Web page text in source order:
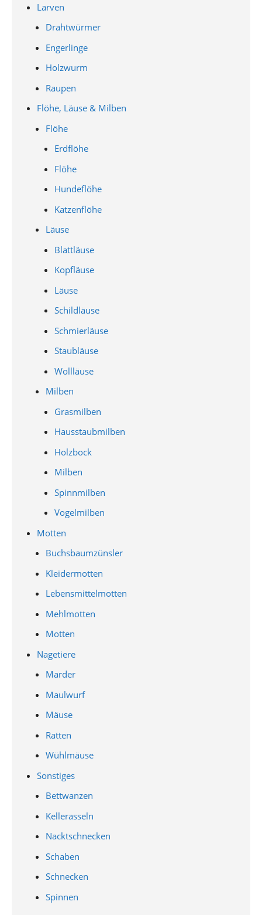
Larven
Drahtwürmer
Engerlinge
Holzwurm
Raupen
Flöhe, Läuse & Milben
Flöhe
Erdflöhe
Flöhe
Hundeflöhe
Katzenflöhe
Läuse
Blattläuse
Kopfläuse
Läuse
Schildläuse
Schmierläuse
Staubläuse
Wollläuse
Milben
Grasmilben
Hausstaubmilben
Holzbock
Milben
Spinnmilben
Vogelmilben
Motten
Buchsbaumzünsler
Kleidermotten
Lebensmittelmotten
Mehlmotten
Motten
Nagetiere
Marder
Maulwurf
Mäuse
Ratten
Wühlmäuse
Sonstiges
Bettwanzen
Kellerasseln
Nacktschnecken
Schaben
Schnecken
Spinnen